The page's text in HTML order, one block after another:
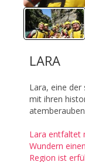
LARA
Lara, eine
mit ihren
Lara entfaltet
Wundern
Region ist